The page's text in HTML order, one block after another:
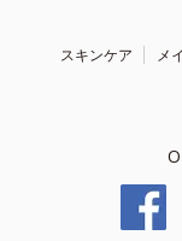
スキンケア メ